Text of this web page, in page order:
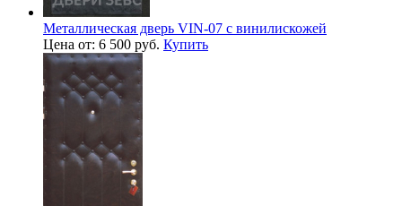
Металлическая дверь VIN-07 с винилискожей
Цена от: 6 500 руб. Купить